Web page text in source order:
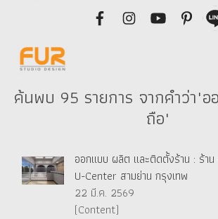
ค้นพบ 95 รายการ จากคำว่า"
ถือ"
ออกแบบ ผลิต และติดตั้งร้าน : ร้า
U-Center สามย่าน กรุงเทพ
22 มี.ค. 2569
(Content)